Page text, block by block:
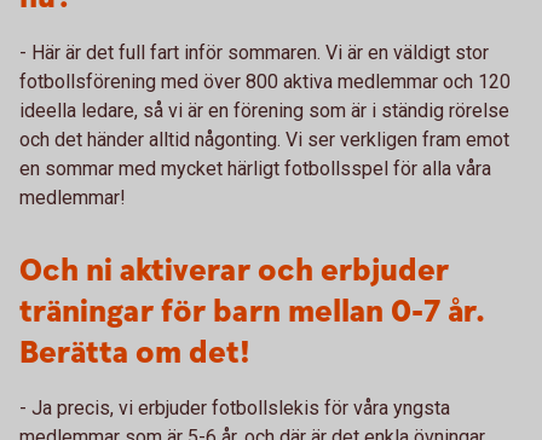
- Här är det full fart inför sommaren. Vi är en väldigt stor
fotbollsförening med över 800 aktiva medlemmar och 120
ideella ledare, så vi är en förening som är i ständig rörelse
och det händer alltid någonting. Vi ser verkligen fram emot
en sommar med mycket härligt fotbollsspel för alla våra
medlemmar!
Och ni aktiverar och erbjuder
träningar för barn mellan 0-7 år.
Berätta om det!
- Ja precis, vi erbjuder fotbollslekis för våra yngsta